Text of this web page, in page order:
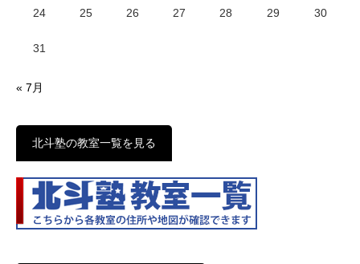
24 25 26 27 28 29 30
31
« 7月
北斗塾の教室一覧を見る